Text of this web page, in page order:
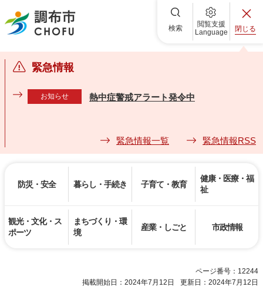
調布市 検索
閲覧支援
Language
閉じる
緊急情報
お知らせ 熱中症警戒アラート発令中
緊急情報一覧 緊急情報RSS
防災・安全 暮らし・手続き 子育て・教育
健康・医療・福
祉
観光・文化・ス
ポーツ
まちづくり・環
境
産業・しごと 市政情報
ページ番号：12244
掲載開始日：2024年7月12日
更新日：2024年7月12日